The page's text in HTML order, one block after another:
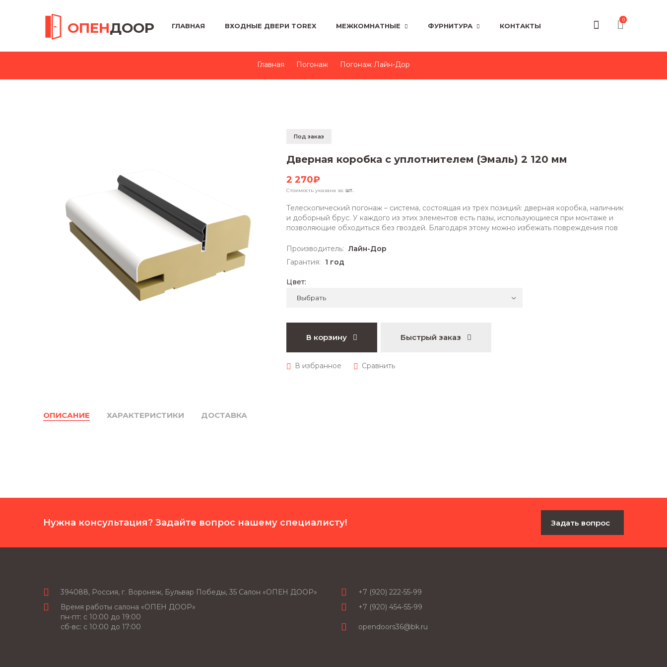
ОПЕНДООР ГЛАВНАЯ ВХОДНЫЕ ДВЕРИ TOREX МЕЖКОМНАТНЫЕ ФУРНИТУРА КОНТАКТЫ
0
Главная Погонаж Погонаж Лайн-Дор
Под заказ
Дверная коробка с уплотнителем (Эмаль) 2 120 мм
2 270₽
Стоимость указана за: шт.
Телескопический погонаж – система, состоящая из трех позиций: дверная коробка, наличник
и доборный брус. У каждого из этих элементов есть пазы, использующиеся при монтаже и
позволяющие обходиться без гвоздей. Благодаря этому можно избежать повреждения пов
Производитель: Лайн-Дор
Гарантия:
1 год
Цвет:
В корзину Быстрый заказ
ОПИСАНИЕ ХАРАКТЕРИСТИКИ ДОСТАВКА
Нужна консультация? Задайте вопрос нашему специалисту! Задать вопрос
394088, Россия, г. Воронеж, Бульвар Победы, 35 Салон «ОПЕН ДООР»
Время работы салона «ОПЕН ДООР»
пн-пт: c 10:00 до 19:00
сб-вс: с 10:00 до 17:00
+7 (920) 222-55-99
+7 (920) 454-55-99
opendoors36@bk.ru